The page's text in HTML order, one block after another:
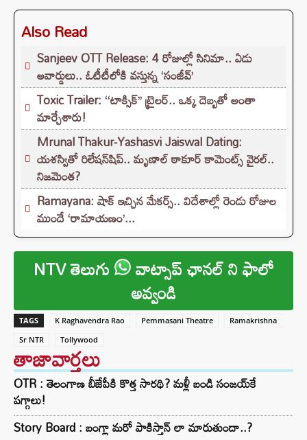
Also Read
Sanjeev OTT Release: 4 రోజుల్లో సినిమా.. ఏడు
అవార్డులు.. ఓటీటీలోకి వస్తున్న ‘సంజీవ్’
Toxic Trailer: ‘‘టాక్సిక్’’ ట్రైలర్.. ఒక్క దెబ్బతో అంతా
మార్చేశారు!
Mrunal Thakur-Yashasvi Jaiswal Dating:
యశస్వితో రిలేషన్‌షిప్.. మృణాల్ ఠాకూర్ కామెంట్స్ వైరల్..
నిజమెంత?
Ramayana: షాక్ ఇచ్చిన మేకర్స్.. విదేశాల్లో రెండు రోజుల
ముందే ‘రామాయణం’...
NTV తెలుగు వాట్సాప్ ఛానల్ ని ఫాలో
అవ్వండి
TAGS K Raghavendra Rao Pemmasani Theatre
Ramakrishna
Sr NTR
Tollywood
తాజావార్తలు
OTR : తెలంగాణ బీజేపీకి కొత్త సారథి? మళ్లీ బండి సంజయ్‌కే
పగ్గాలు!
Story Board : బంగ్లా మరో పాకిస్తాన్ లా మారుతుందా..?